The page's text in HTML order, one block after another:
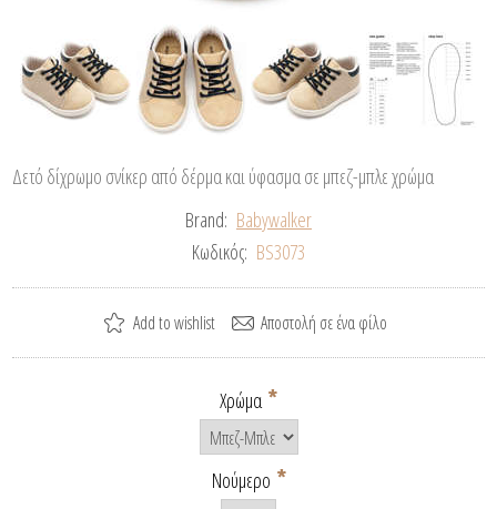
Δετό δίχρωμο σνίκερ από δέρμα και ύφασμα σε μπεζ-μπλε χρώμα
Brand: Babywalker
Κωδικός: BS3073
Χρώμα *
Νούμερο *